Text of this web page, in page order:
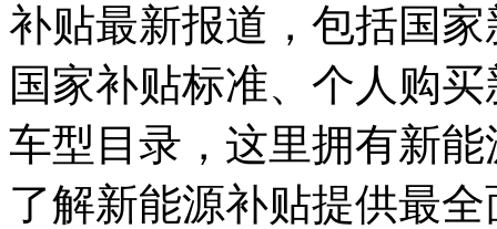
补贴最新报道，包括国
国家补贴标准、个人购
车型目录，这里拥有新
了解新能源补贴提供最全